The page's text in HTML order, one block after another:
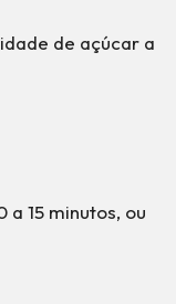
de açúcar a
15 minutos, ou